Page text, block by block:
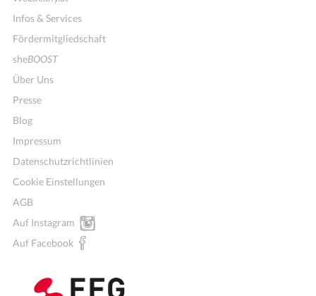
Infos & Services
Fördermitgliedschaft
sheBOOST
Über Uns
Presse
Blog
Impressum
Datenschutzrichtlinien
Cookie Einstellungen
AGB
Auf Instagram
Auf Facebook